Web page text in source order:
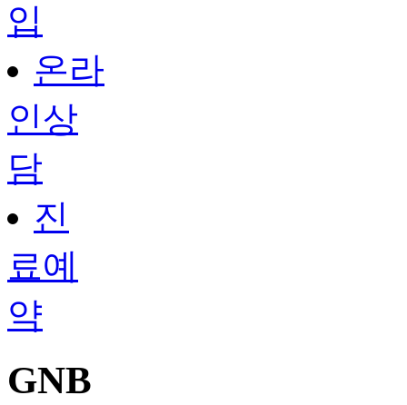
입
온라
인상
담
진
료예
약
GNB